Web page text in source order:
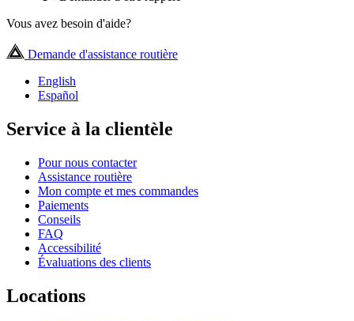
Vous avez besoin d'aide?
Demande d'assistance routière
English
Español
Service à la clientèle
Pour nous contacter
Assistance routière
Mon compte et mes commandes
Paiements
Conseils
FAQ
Accessibilité
Évaluations des clients
Locations